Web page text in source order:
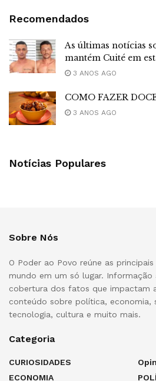
Recomendados
As últimas notícias
mantém Cuité em
3 ANOS AGO
COMO FAZER
3 ANOS AGO
Notícias Populares
Sobre Nós
O Poder ao Povo reúne as
mundo em um só lugar. Informação
cobertura dos fatos que impactam
conteúdo sobre política, economia,
tecnologia, cultura e muito mais.
Categoria
CURIOSIDADES
ECONOMIA